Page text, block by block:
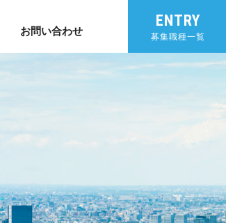
お問い合わせ
ENTRY
募集職種一覧